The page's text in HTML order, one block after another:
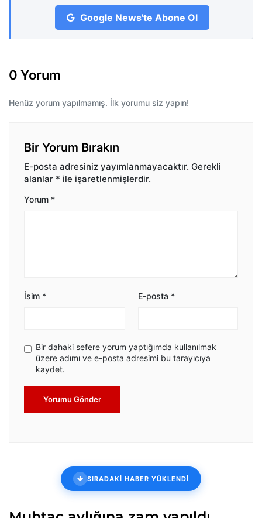
Google News'te Abone Ol
0 Yorum
Henüz yorum yapılmamış. İlk yorumu siz yapın!
Bir Yorum Bırakın
E-posta adresiniz yayımlanmayacaktır. Gerekli
alanlar * ile işaretlenmişlerdir.
Yorum *
İsim * E-posta *
Bir dahaki sefere yorum yaptığımda kullanılmak
üzere adımı ve e-posta adresimi bu tarayıcıya
kaydet.
Yorumu Gönder
SIRADAKİ HABER YÜKLENDİ